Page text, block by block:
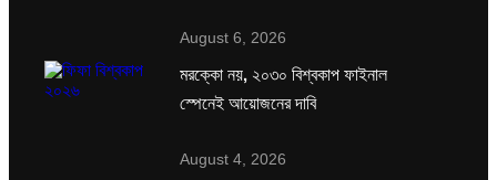
August 6, 2026
মরক্কো নয়, ২০৩০ বিশ্বকাপ ফাইনাল
স্পেনেই আয়োজনের দাবি
August 4, 2026